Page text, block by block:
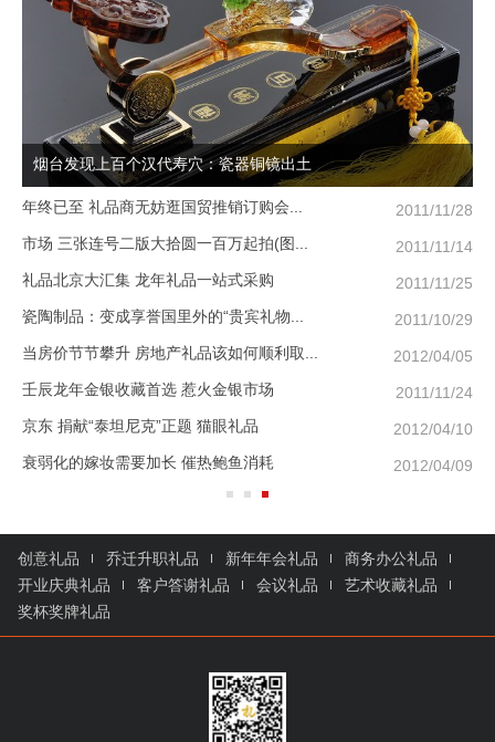
烟台发现上百个汉代寿穴：瓷器铜镜出土
年终已至 礼品商无妨逛国贸推销订购会...
2011/11/28
市场 三张连号二版大拾圆一百万起拍(图...
2011/11/14
礼品北京大汇集 龙年礼品一站式采购
2011/11/25
瓷陶制品：变成享誉国里外的“贵宾礼物...
2011/10/29
当房价节节攀升 房地产礼品该如何顺利取...
2012/04/05
壬辰龙年金银收藏首选 惹火金银市场
2011/11/24
京东 捐献“泰坦尼克”正题 猫眼礼品
2012/04/10
衰弱化的嫁妆需要加长 催热鲍鱼消耗
2012/04/09
创意礼品 乔迁升职礼品 新年年会礼品
商务办公礼品
开业庆典礼品
客户答谢礼品 会议礼品
艺术收藏礼品
奖杯奖牌礼品